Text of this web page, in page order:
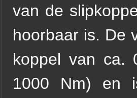
van de
hoorbaar is. De
koppel van ca.
1000 Nm) en